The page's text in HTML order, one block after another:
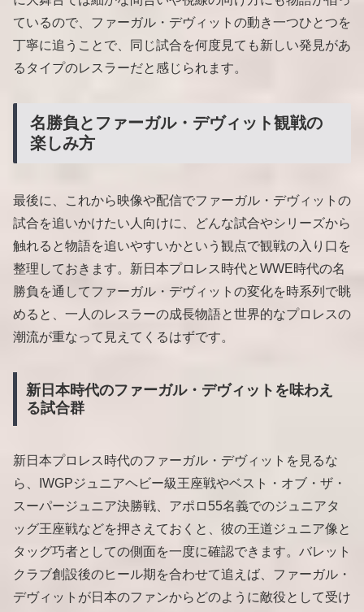
ているので、ファーガル・デヴィットの動き一つひとつを
丁寧に追うことで、同じ試合を何度見ても新しい発見があ
るタイプのレスラーだと感じられます。
名勝負とファーガル・デヴィット観戦の
楽しみ方
最後に、これから映像や配信でファーガル・デヴィットの
試合を追いかけたい人向けに、どんな試合やシリーズから
触れると物語を追いやすいかという観点で観戦の入り口を
整理しておきます。新日本プロレス時代とWWE時代の名
勝負を通してファーガル・デヴィットの変化を時系列で眺
めると、一人のレスラーの成長物語と世界的なプロレスの
潮流が重なって見えてくるはずです。
新日本時代のファーガル・デヴィットを味わえ
る試合群
新日本プロレス時代のファーガル・デヴィットを見るな
ら、IWGPジュニアヘビー級王座戦やベスト・オブ・ザ・
スーパージュニア決勝戦、アポロ55名義でのジュニアタ
ッグ王座戦などを押さえておくと、彼の王道ジュニア像と
タッグ巧者としての側面を一度に確認できます。バレット
クラブ創設後のヒール期を合わせて追えば、ファーガル・
デヴィットが日本のファンからどのように敵役として受け